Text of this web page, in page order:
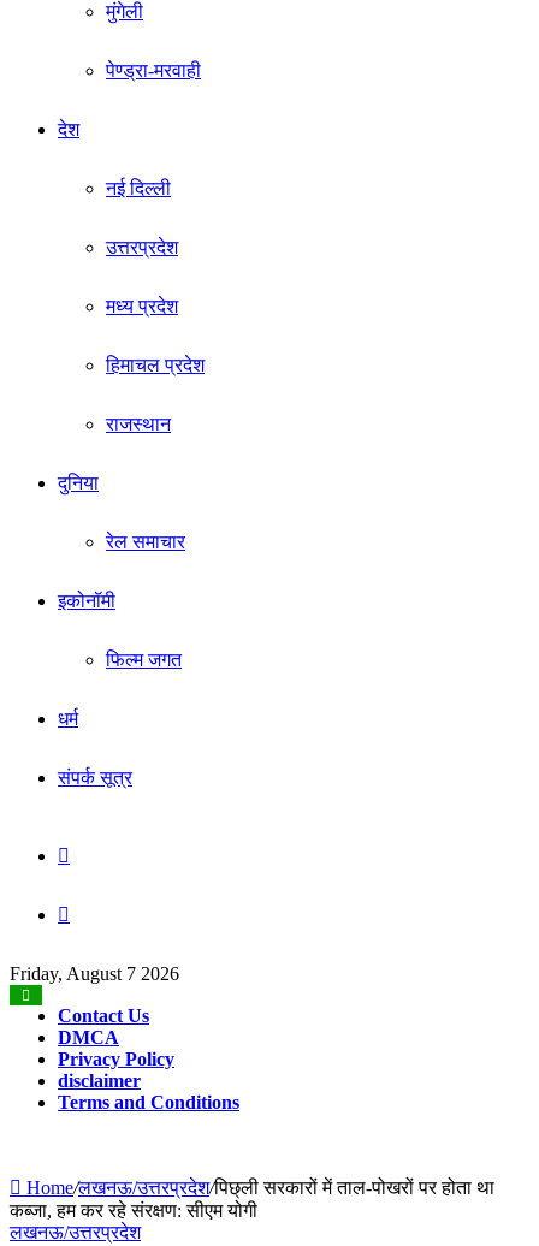
मुंगेली
पेण्ड्रा-मरवाही
देश
नई दिल्ली
उत्तरप्रदेश
मध्य प्रदेश
हिमाचल प्रदेश
राजस्थान
दुनिया
रेल समाचार
इकोनॉमी
फिल्म जगत
धर्म
संपर्क सूत्र
for
Friday, August 7 2026
Contact Us
DMCA
Privacy Policy
disclaimer
Terms and Conditions
Home/लखनऊ/उत्तरप्रदेश/पिछ्ली सरकारों में ताल-पोखरों पर होता था
कब्जा, हम कर रहे संरक्षण: सीएम योगी
लखनऊ/उत्तरप्रदेश